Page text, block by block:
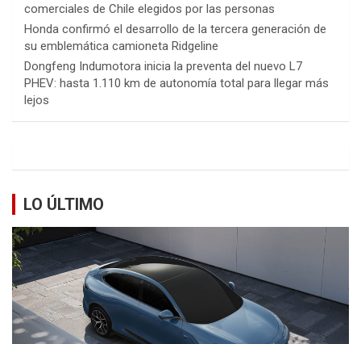
comerciales de Chile elegidos por las personas
Honda confirmó el desarrollo de la tercera generación de
su emblemática camioneta Ridgeline
Dongfeng Indumotora inicia la preventa del nuevo L7
PHEV: hasta 1.110 km de autonomía total para llegar más
lejos
LO ÚLTIMO